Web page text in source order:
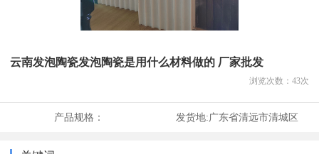
云南发泡陶瓷发泡陶瓷是用什么材料做的 厂家批发
浏览次数： 43次
产品规格： 发货地:广东省清远市清城区